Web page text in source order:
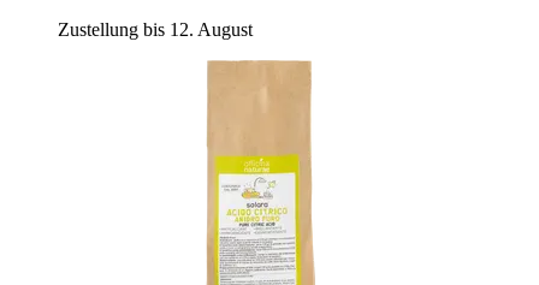
Zustellung bis 12. August